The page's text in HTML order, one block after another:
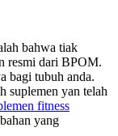
bahwa tiak
resmi dari BPOM.
bagi tubuh anda.
suplemen yan telah
fitness
yang